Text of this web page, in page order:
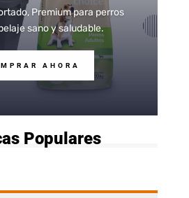
Premium para perros
sano y saludable.
AHORA
Populares